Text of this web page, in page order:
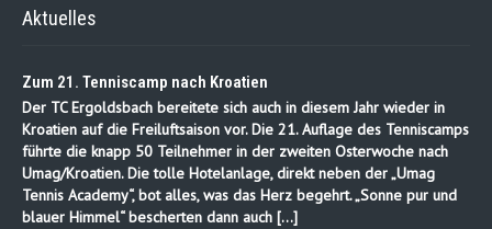
Aktuelles
Zum 21. Tenniscamp nach Kroatien
Der TC Ergoldsbach bereitete sich auch in diesem Jahr wieder in
Kroatien auf die Freiluftsaison vor. Die 21. Auflage des Tenniscamps
führte die knapp 50 Teilnehmer in der zweiten Osterwoche nach
Umag/Kroatien. Die tolle Hotelanlage, direkt neben der „Umag
Tennis Academy“, bot alles, was das Herz begehrt. „Sonne pur und
blauer Himmel“ bescherten dann auch […]